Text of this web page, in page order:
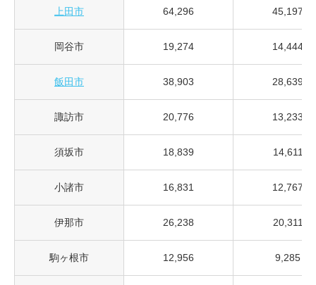
上田市 64,296 45,197
岡谷市 19,274 14,444
飯田市 38,903 28,639
諏訪市 20,776 13,233
須坂市 18,839 14,611
小諸市 16,831 12,767
伊那市 26,238 20,311
駒ヶ根市 12,956 9,285